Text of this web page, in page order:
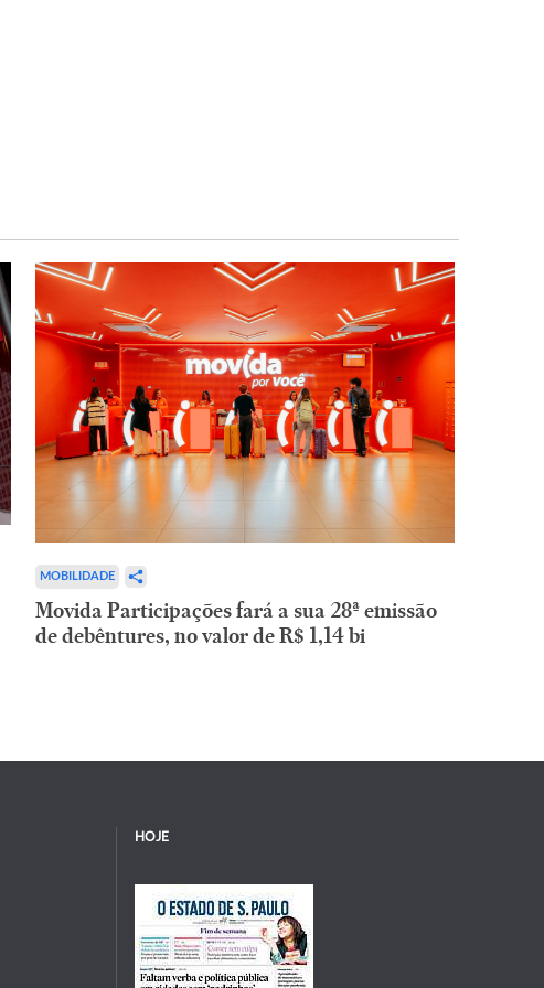
MOBILIDADE
Movida Participações fará a sua 28ª emissão
de debêntures, no valor de R$ 1,14 bi
HOJE